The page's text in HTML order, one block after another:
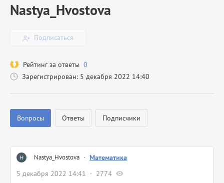
Nastya_Hvostova
Подписаться
Рейтинг за ответы 0
Зарегистрирован: 5 декабря 2022 14:40
Вопросы Ответы Подписчики
Nastya_Hvostova · Математика
5 декабря 2022 14:41
2774